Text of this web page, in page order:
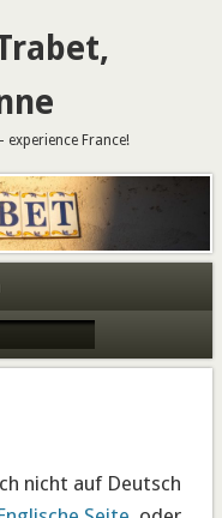
experience France!
nicht auf Deutsch